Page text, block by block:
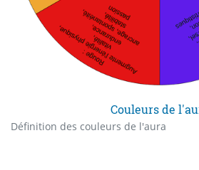
Couleurs de
Définition des couleurs de l'aura